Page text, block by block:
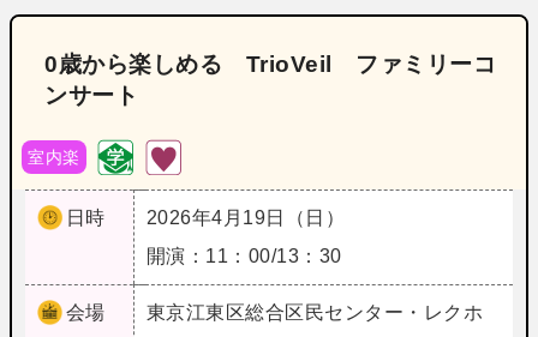
0歳から楽しめる TrioVeil ファミリーコ
ンサート
室内楽
日時
2026年4月19日（日）
開演：11：00/13：30
会場 東京江東区総合区民センター・レクホ